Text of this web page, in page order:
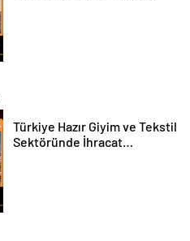
Türkiye Hazır Giyim ve Tekstil
Sektöründe İhracat